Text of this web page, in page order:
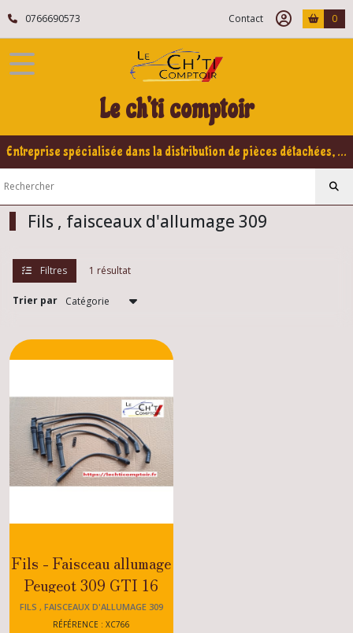
0766690573 Contact 0
Le ch'ti comptoir
Entreprise spécialisée dans la distribution de pièces détachées, refabrication pour voitures Yountimers Peugeot 205 GTI, 309 GTI - GTI16
Fils , faisceaux d'allumage 309
Filtres 1 résultat
Trier par
Fils - Faisceau allumage
Peugeot 309 GTI 16
FILS , FAISCEAUX D'ALLUMAGE 309
RÉFÉRENCE : XC766
Fermer
FILTRES
Peugeot
309
Elements
309
Sondes
,
capteurs
,
(2)
allumage
309
(7)
Fils
d'allumage
Démarreurs
309
(2)